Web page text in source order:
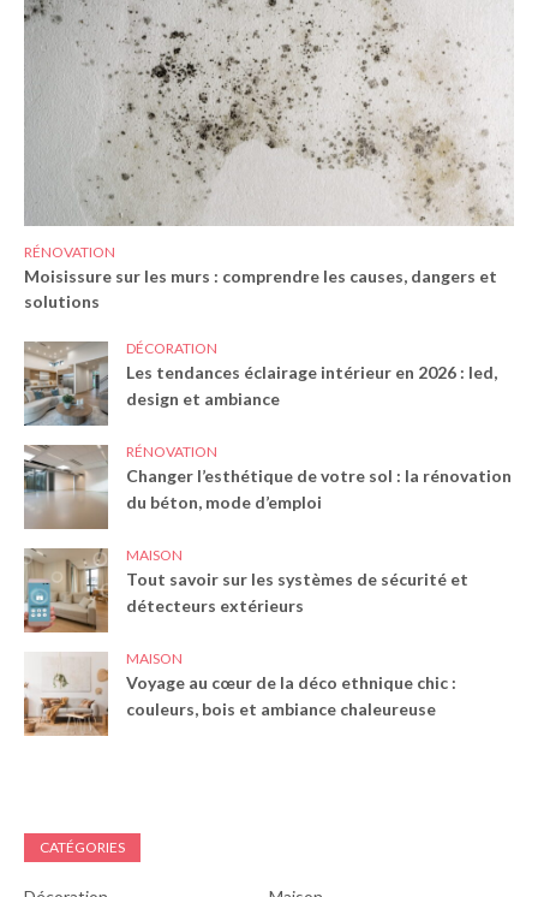
RÉNOVATION
Moisissure sur les murs : comprendre les causes, dangers et
solutions
DÉCORATION
Les tendances éclairage intérieur en 2026 : led,
design et ambiance
RÉNOVATION
Changer l’esthétique de votre sol : la rénovation
du béton, mode d’emploi
MAISON
Tout savoir sur les systèmes de sécurité et
détecteurs extérieurs
MAISON
Voyage au cœur de la déco ethnique chic :
couleurs, bois et ambiance chaleureuse
CATÉGORIES